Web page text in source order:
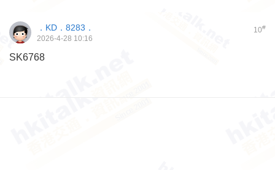
10#
．KD．8283．
2026-4-28 10:16
SK6768